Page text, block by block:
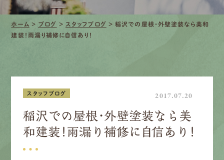
施工事例
会社案内
採用情報
ホーム > ブログ > スタッフブログ >稲沢での屋根・外壁塗装なら美和
建装！雨漏り補修に自信あり！
スタッフブログ 2017.07.20
稲沢での屋根・外壁塗装なら美
和建装！雨漏り補修に自信あり！